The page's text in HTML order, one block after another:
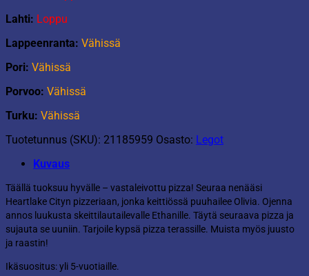
Lahti: Loppu
Lappeenranta: Vähissä
Pori: Vähissä
Porvoo: Vähissä
Turku: Vähissä
Tuotetunnus (SKU): 21185959 Osasto: Legot
Kuvaus
Täällä tuoksuu hyvälle – vastaleivottu pizza! Seuraa nenääsi
Heartlake Cityn pizzeriaan, jonka keittiössä puuhailee Olivia. Ojenna
annos luukusta skeittilautailevalle Ethanille. Täytä seuraava pizza ja
sujauta se uuniin. Tarjoile kypsä pizza terassille. Muista myös juusto
ja raastin!
Ikäsuositus: yli 5-vuotiaille.